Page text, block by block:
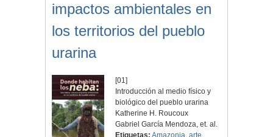
impactos ambientales en
los territorios del pueblo
urarina
[01]
Introducción al medio físico y
biológico del pueblo urarina
Katherine H. Roucoux
Gabriel García Mendoza, et. al.